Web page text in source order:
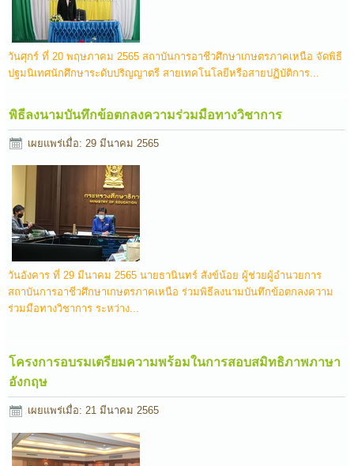
วันศุกร์ ที่ 20 พฤษภาคม 2565 สถาบันการอาชีวศึกษาเกษตรภาคเหนือ จัดพิธี
ปฐมนิเทศนักศึกษาระดับปริญญาตรี สายเทคโนโลยีหรือสายปฏิบัติการ...
พิธีลงนามบันทึกข้อตกลงความร่วมมือทางวิชาการ
เผยแพร่เมื่อ: 29 มีนาคม 2565
วันอังคาร ที่ 29 มีนาคม 2565 นายธานินทร์ สังข์น้อย ผู้ช่วยผู้อำนวยการ
สถาบันการอาชีวศึกษาเกษตรภาคเหนือ ร่วมพิธีลงนามบันทึกข้อตกลงความ
ร่วมมือทางวิชาการ ระหว่าง...
โครงการอบรมเตรียมความพร้อมในการสอบสมิทธิภาพภาษา
อังกฤษ
เผยแพร่เมื่อ: 21 มีนาคม 2565